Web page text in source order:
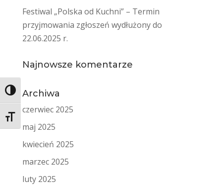
Toggle High Contrast
Toggle Font size
Festiwal „Polska od Kuchni” – Termin
przyjmowania zgłoszeń wydłużony do
22.06.2025 r.
Najnowsze komentarze
Archiwa
czerwiec 2025
maj 2025
kwiecień 2025
marzec 2025
luty 2025